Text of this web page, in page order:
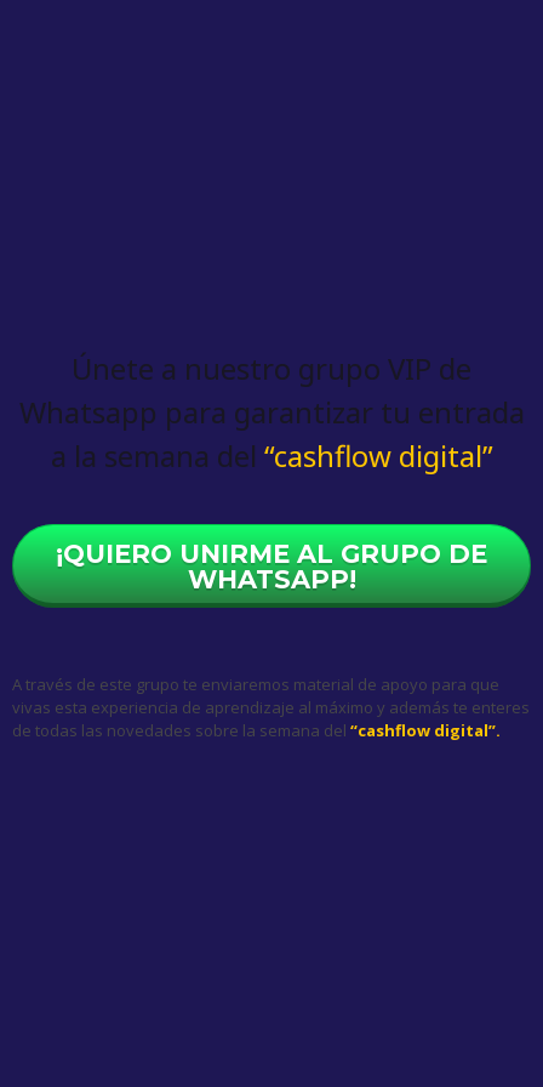
Únete a nuestro grupo VIP de
Whatsapp para garantizar tu entrada
a la semana del “cashflow digital”
¡QUIERO UNIRME AL GRUPO DE
WHATSAPP!
A través de este grupo te enviaremos material de apoyo para que
vivas esta experiencia de aprendizaje al máximo y además te enteres
de todas las novedades sobre la semana del “cashflow digital”.